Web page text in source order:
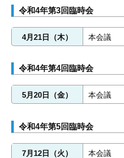
令和4年第3回臨時会
4月21日（木） 本会議
令和4年第4回臨時会
5月20日（金） 本会議
令和4年第5回臨時会
7月12日（火） 本会議